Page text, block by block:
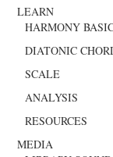
LEARN
HARMONY
DIATONIC
SCALE
ANALYSIS
RESOURCES
MEDIA